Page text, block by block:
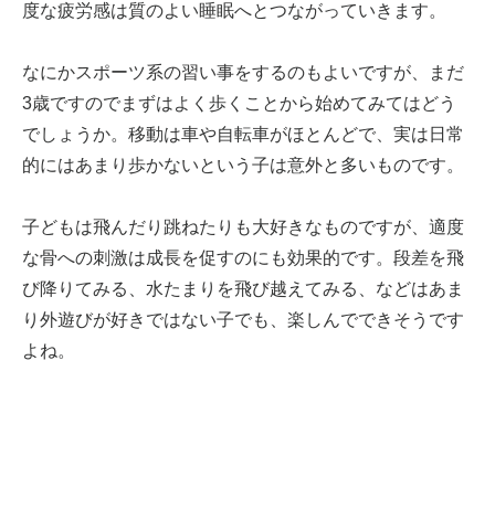
度な疲労感は質のよい睡眠へとつながっていきます。
なにかスポーツ系の習い事をするのもよいですが、まだ
3歳ですのでまずはよく歩くことから始めてみてはどう
でしょうか。移動は車や自転車がほとんどで、実は日常
的にはあまり歩かないという子は意外と多いものです。
子どもは飛んだり跳ねたりも大好きなものですが、適度
な骨への刺激は成長を促すのにも効果的です。段差を飛
び降りてみる、水たまりを飛び越えてみる、などはあま
り外遊びが好きではない子でも、楽しんでできそうです
よね。